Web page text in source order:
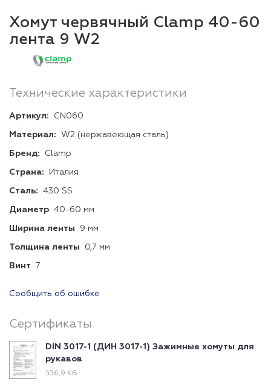
Хомут червячный Clamp 40-60
лента 9 W2
Технические характеристики
Артикул: CN060
Материал: W2 (нержавеющая сталь)
Бренд: Clamp
Страна: Италия
Сталь: 430 SS
Диаметр 40-60 мм
Ширина ленты 9 мм
Толщина ленты 0,7 мм
Винт 7
Сообщить об ошибке
Сертификаты
DIN 3017-1 (ДИН 3017-1) Зажимные хомуты для
рукавов
536,9 КБ